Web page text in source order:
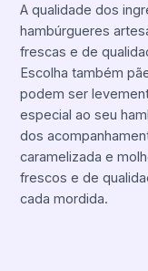
A qualidade dos
hambúrgueres
frescas e de
Escolha também
podem ser
especial ao seu
dos
caramelizada e
frescos e de
cada mordida.